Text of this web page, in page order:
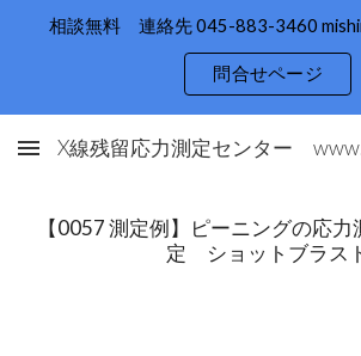
相談無料 連絡先 045-883-3460
問合せページ
X線残留応力測定センター
【0057 測定例】ピーニングの応
定 ショットブラス